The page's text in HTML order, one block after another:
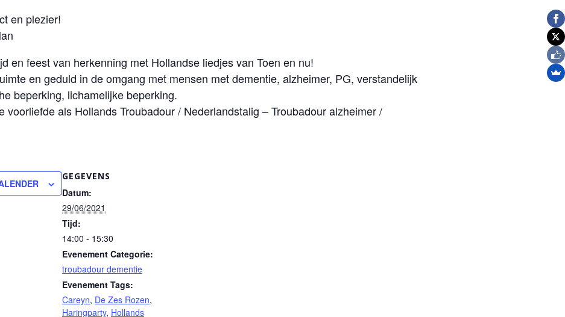
en plezier!
en feest van herkenning met Hollandse liedjes van Toen en nu!
en geduld in de omgang met mensen met dementie, alzheimer, PG, verstandelijk
beperking, lichamelijke beperking.
voorliefde als Hollands Troubadour / Nederlandstalig – Troubadour alzheimer /
GEGEVENS
Datum:
29/06/2021
Tijd:
14:00 - 15:30
Evenement Categorie:
troubadour dementie
Evenement Tags:
Careyn, De Zes Rozen,
Haringparty, Hollands